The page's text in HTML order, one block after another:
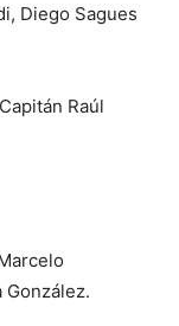
Diego Sagues
Raúl
González.